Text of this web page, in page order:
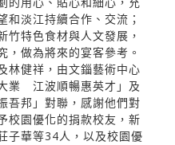
和淡江持續合作、交流；
竹特色食材與人文發展，
，做為將來的宴客參考。
林健祥，由文錙藝術中心
業 江波順暢惠英才」及
吾邦」對聯，感謝他們對
校園優化的捐款校友，新
子華等34人，以及校園優